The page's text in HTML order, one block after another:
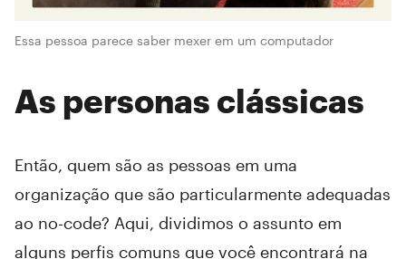
Essa pessoa parece saber mexer em um computador
As personas clássicas
Então, quem são as pessoas em uma
organização que são particularmente adequadas
ao no-code? Aqui, dividimos o assunto em
alguns perfis comuns que você encontrará na